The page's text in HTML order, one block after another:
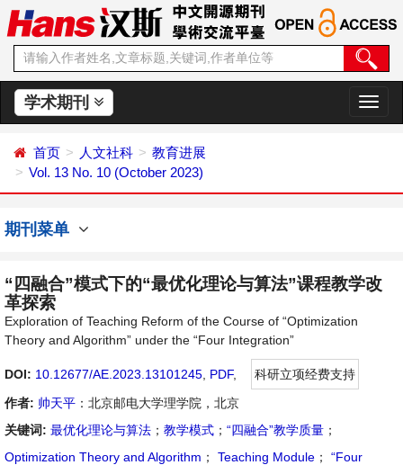
学术期刊
切
换
首页 人文社科
教育进展
Vol. 13 No. 10 (October 2023)
期刊菜单
“四融合”模式下的“最优化理论与算法”课程教学改
革探索
Exploration of Teaching Reform of the Course of “Optimization
Theory and Algorithm” under the “Four Integration”
DOI: 10.12677/AE.2023.13101245 PDF,
科研立项经费支持
作者: 帅天平 ：北京邮电大学理学院，北京
关键词: 最优化理论与算法 ； 教学模式 ； “四融合”教学质量 ；
Optimization Theory and Algorithm ； Teaching Module ；
“Four